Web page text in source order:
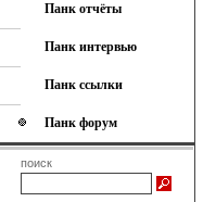
Панк отчёты
Панк интервью
Панк ссылки
Панк форум
поиск